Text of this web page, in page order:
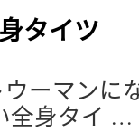
タイツ
ーマンに
全身タイ …